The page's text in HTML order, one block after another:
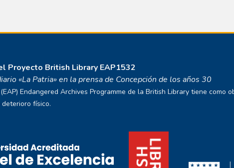
Proyecto British Library EAP1532
«La Patria» en la prensa de Concepción de los años 30
Endangered Archives Programme de la British Library tiene
físico.